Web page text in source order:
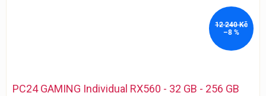
12 240 Kč
–8 %
PC24 GAMING Individual RX560 - 32 GB - 256 GB